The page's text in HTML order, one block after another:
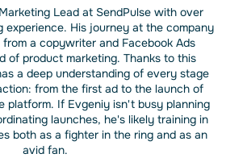
Lead at SendPulse with over
experience. His journey at the company
from a copywriter and Facebook Ads
of product marketing. Thanks to this
a deep understanding of every stage
from the first ad to the launch of
platform. If Evgeniy isn't busy planning
launches, he's likely training in
both as a fighter in the ring and as an
avid fan.